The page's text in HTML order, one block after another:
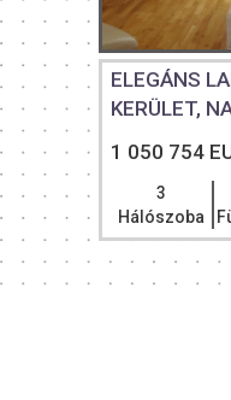
ELEGÁNS
KERÜLET,
1 050 754
3
Hálószoba